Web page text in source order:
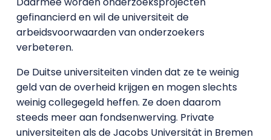
gefinancierd en wil de universiteit de
arbeidsvoorwaarden van onderzoekers
verbeteren.
De Duitse universiteiten vinden dat ze te weinig
geld van de overheid krijgen en mogen slechts
weinig collegegeld heffen. Ze doen daarom
steeds meer aan fondsenwerving. Private
universiteiten als de Jacobs Universität in Bremen